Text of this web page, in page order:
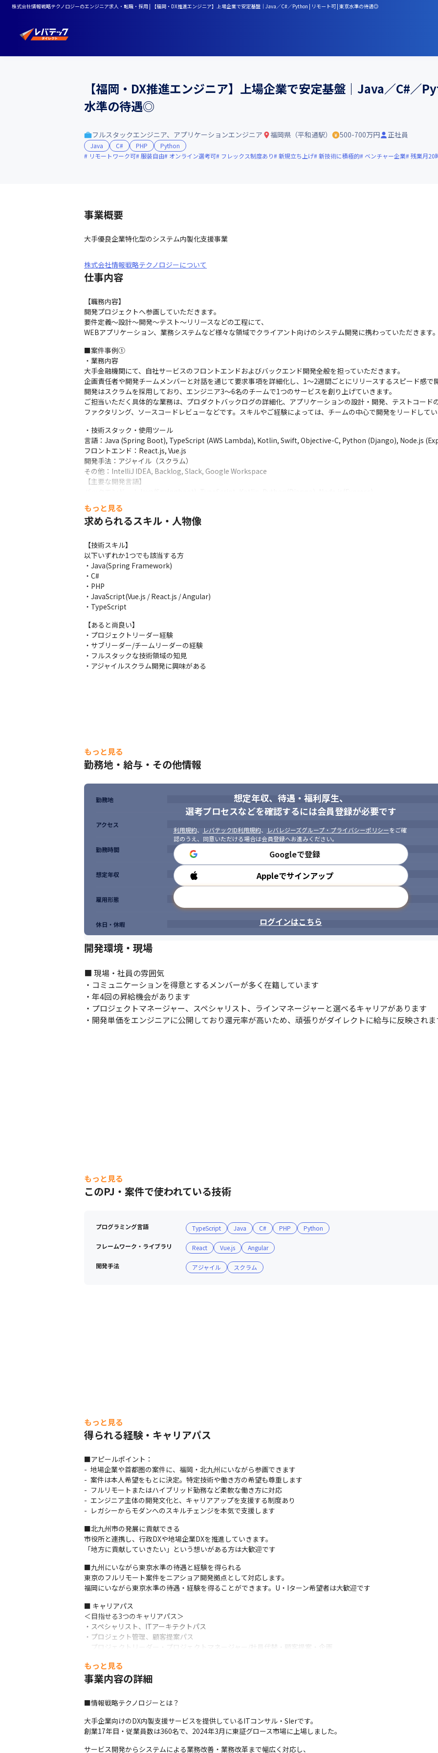
株式会社情報戦略テクノロジーのエンジニア求人・転職・採用 | 【福岡・DX推進エンジニア】上場企業で安定基盤｜Java／C#／Python | リモート可 | 東京水準の待遇◎
【福岡・DX推進エンジニア】上場企業で安定基盤｜Java／C#／
水準の待遇◎
フルスタックエンジニア、アプリケーションエンジニア 福岡県（平和通駅） 500-700万円 正社員
Java C# PHP
Python
リモートワーク可 服装自由 オンライン選考可 フレックス制度あり 新規立ち上げ 新技術に積極的 ベンチャー企業 残業月20
事業概要
大手優良企業特化型のシステム内製化支援事業
株式会社情報戦略テクノロジーについて
仕事内容
【職務内容】
開発プロジェクトへ参画していただきます。
要件定義～設計～開発～テスト～リリースなどの工程にて、
WEBアプリケーション、業務システムなど様々な領域でクライアント向けのシステム開発に携わっていただきます
■案件事例①
・業務内容
大手金融機関にて、自社サービスのフロントエンドおよびバックエンド開発全般を担っていただきます。
企画責任者や開発チームメンバーと対話を通じて要求事項を詳細化し、1～2週間ごとにリリースするスピード感で
開発はスクラムを採用しており、エンジニア3～6名のチームで1つのサービスを創り上げていきます。
ご担当いただく具体的な業務は、プロダクトバックログの詳細化、アプリケーションの設計・開発、テストコー
ファクタリング、ソースコードレビューなどです。スキルやご経験によっては、チームの中心で開発をリードして
・技術スタック・使用ツール
言語：Java (Spring Boot), TypeScript (AWS Lambda), Kotlin, Swift, Objective-C, Python (Django), Node.js
フロントエンド：React.js, Vue.js
開発手法：アジャイル（スクラム）
その他：IntelliJ IDEA, Backlog, Slack, Google Workspace
【主要な開発言語】
モバイル　　　：Kotlin, Swift, Objective-C
・業務内容
大手自動車部品製造業における設計支援システムのエンハンス開発に携わっていただきます。
当システムは、自動車部品の設計者が設計情報を登録することで、工場での部品製造に必要な設計情報を出力する
ご担当いただく工程は、詳細設計から結合テストまでとなり、特に製造・単体テストがメインとなります。
・技術スタック・使用ツール
言語：C#.NET, JavaScript, HTML
データベース：SQL Server
その他：Visual Studio
【主要な開発言語】
バックエンド　：C#.NET
フロントエンド：JavaScript, HTML
参画直後は、ご自身のこれまでの経験+αをお任せして、
【目指せる3つのキャリアパス】
①スペシャリスト、ITアーキテクト
ITアーキテクト・テックリードとして各種技術に特化
プロジェクトの推進やメンバーのマネジメントや育成
③PMO、コンサルティング
ビジネスサイドに踏み込んだ顧客への提案企画
もっと見る
求められるスキル・人物像
【技術スキル】
以下いずれか1つでも該当する方
・Java(Spring Framework)
・C#
・PHP
・JavaScript(Vue.js / React.js / Angular)
・TypeScript
【あると尚良い】
・プロジェクトリーダー経験
・サブリーダー/チームリーダーの経験
・フルスタックな技術領域の知見
・アジャイルスクラム開発に興味がある
もっと見る
勤務地・給与・その他情報
想定年収、待遇・福利厚生、
選考プロセスなどを確認するには会員登録が必要です
利用規約、 レバテックID利用規約、 レバレジーズグループ・プライバシーポリシーをご確
認のうえ、同意いただける場合は会員登録へお進みください。
Googleで登録
Appleでサインアップ
ログインはこちら
勤務地
アクセス
勤務時間
想定年収
雇用形態
休日・休暇
開発環境・現場
■ 現場・社員の雰囲気
・コミュニケーションを得意とするメンバーが多く在籍しています
・年4回の昇給機会があります
・プロジェクトマネージャー、スペシャリスト、ラインマネージャーと選べるキャリアがあります
・開発単価をエンジニアに公開しており還元率が高いため、頑張りがダイレクトに給与に反映され
もっと見る
このPJ・案件で使われている技術
プログラミング言語 TypeScript Java C# PHP Python
フレームワーク・ライブラリ React Vue.js Angular
開発手法 アジャイル スクラム
もっと見る
得られる経験・キャリアパス
■アピールポイント：
- 地場企業や首都圏の案件に、福岡・北九州にいながら参画できます
- 案件は本人希望をもとに決定。特定技術や働き方の希望も尊重します
- フルリモートまたはハイブリッド勤務など柔軟な働き方に対応
- エンジニア主体の開発文化と、キャリアアップを支援する制度あり
- レガシーからモダンへのスキルチェンジを本気で支援します
■北九州市の発展に貢献できる
市役所と連携し、行政DXや地場企業DXを推進していきます。
「地方に貢献していきたい」という想いがある方は大歓迎です
■九州にいながら東京水準の待遇と経験を得られる
東京のフルリモート案件をニアショア開発拠点として対応します。
福岡にいながら東京水準の待遇・経験を得ることができます。U・Iターン希望者は大歓迎です
■ キャリアパス
＜目指せる3つのキャリアパス＞
・スペシャリスト、ITアーキテクトパス
・プロジェクト管理、顧客提案パス
プロジェクトリーダー・プロジェクトマネージャー/社員代替・顧客提案・企画
組織リーダー→組織マネージャー→部長
※職種をまたいで新しい領域に挑戦することも可能です
もっと見る
事業内容の詳細
■情報戦略テクノロジーとは？
大手企業向けのDX内製支援サービスを提供しているITコンサル・SIerです。
創業17年目・従業員数は360名で、2024年3月に東証グロース市場に上場しました。
サービス開発からシステムによる業務改善・業務改革まで幅広く対応し、